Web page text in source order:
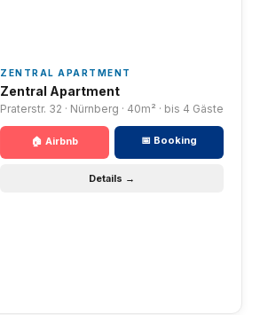
ZENTRAL APARTMENT
Zentral Apartment
Praterstr. 32 · Nürnberg · 40m² · bis 4 Gäste
🏠 Airbnb 📅 Booking
Details →